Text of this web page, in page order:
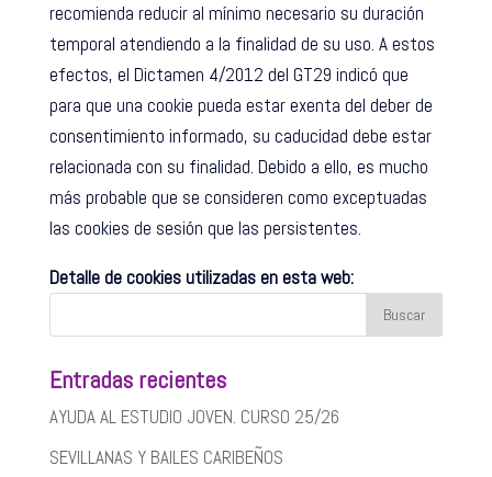
recomienda reducir al mínimo necesario su duración
temporal atendiendo a la finalidad de su uso. A estos
efectos, el Dictamen 4/2012 del GT29 indicó que
para que una cookie pueda estar exenta del deber de
consentimiento informado, su caducidad debe estar
relacionada con su finalidad. Debido a ello, es mucho
más probable que se consideren como exceptuadas
las cookies de sesión que las persistentes.
Detalle de cookies utilizadas en esta web:
Entradas recientes
AYUDA AL ESTUDIO JOVEN. CURSO 25/26
SEVILLANAS Y BAILES CARIBEÑOS